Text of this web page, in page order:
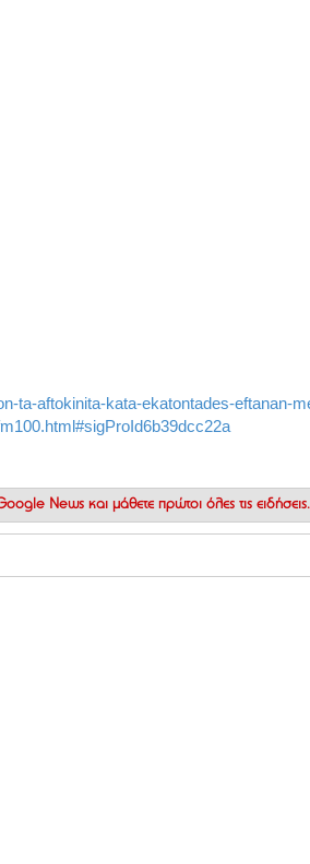
ta-aftokinita-kata-ekatontades-eftanan-
News και μάθετε πρώτοι όλες τις ειδήσεις.